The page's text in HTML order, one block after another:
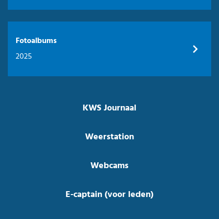
Fotoalbums
2025
KWS Journaal
Weerstation
Webcams
E-captain (voor leden)